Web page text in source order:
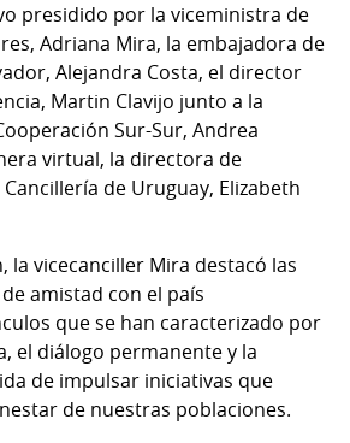
presidido por la viceministra de
Adriana Mira, la embajadora de
Alejandra Costa, el director
Martin Clavijo junto a la
Sur-Sur, Andrea
virtual, la directora de
de Uruguay, Elizabeth
la vicecanciller Mira destacó las
amistad con el país
que se han caracterizado por
el diálogo permanente y la
de impulsar iniciativas que
de nuestras poblaciones.